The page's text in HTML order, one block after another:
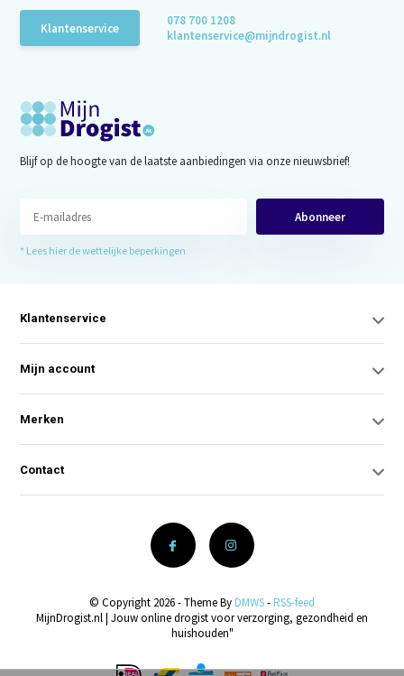
Klantenservice
078 700 1208
klantenservice@mijndrogist.nl
Blijf op de hoogte van de laatste aanbiedingen via onze nieuwsbrief!
Abonneer
* Lees hier de wettelijke beperkingen
Klantenservice
Mijn account
Merken
Contact
© Copyright 2026 - Theme By DMWS- RSS-feed
MijnDrogist.nl | Jouw online drogist voor verzorging, gezondheid en
huishouden"